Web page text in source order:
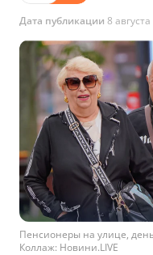
Дата публикации 8
Пенсионеры на улице,
Коллаж: Новини.LIVE